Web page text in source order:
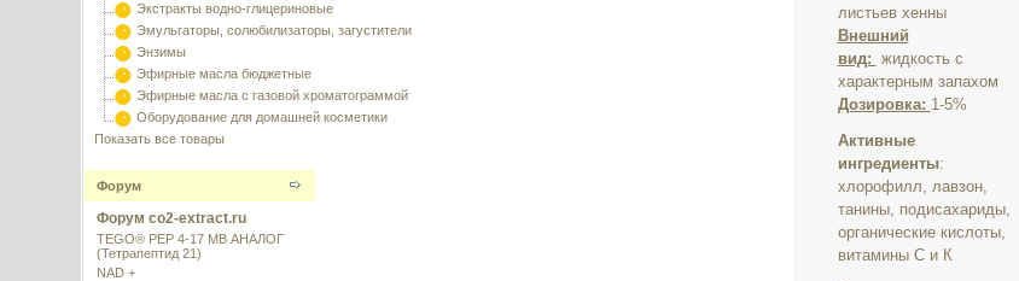
Экстракты водно-глицериновые
Эмульгаторы, солюбилизаторы, загустители
Энзимы
Эфирные масла бюджетные
Эфирные масла с газовой хроматограммой
Оборудование для домашней косметики
Показать все товары
Форум
Форум co2-extract.ru
TEGO® PEP 4-17 MB АНАЛОГ
(Тетрапептид 21)
NAD +
листьев хенны
Внешний
вид: жидкость с
характерным запахом
Дозировка: 1-5%
Активные
ингредиенты:
хлорофилл, лавзон,
танины, подисахариды,
органические кислоты,
витамины С и К